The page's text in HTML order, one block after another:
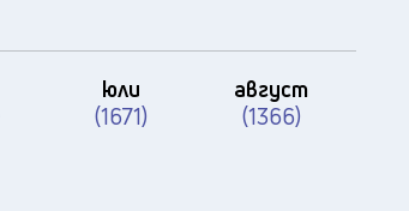
юли
(1671)
август
(1366)